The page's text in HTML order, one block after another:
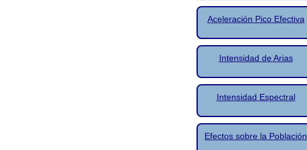
Aceleración Pico Efectiva
Intensidad de Arias
Intensidad Espectral
Efectos sobre la Población